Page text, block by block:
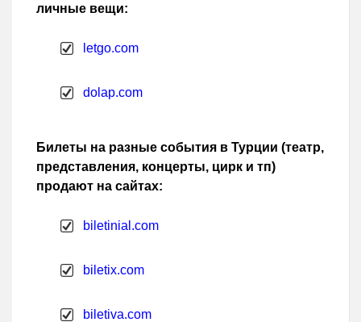
личные вещи:
letgo.com
dolap.com
Билеты на разные события в Турции (театр,
представления, концерты, цирк и тп)
продают на сайтах:
biletinial.com
biletix.com
biletiva.com